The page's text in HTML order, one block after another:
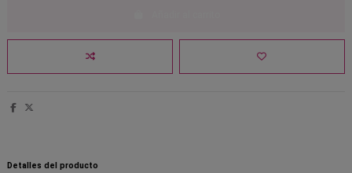
Detalles del producto